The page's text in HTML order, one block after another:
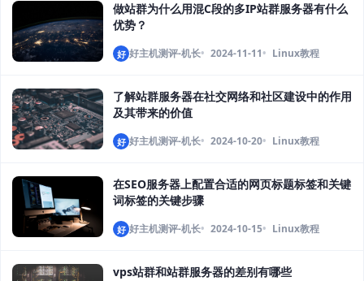
做站群为什么用混C段的多IP站群服务器有什么
优势？
好 好主机测评-机长 2024-11-11 Linux教程
了解站群服务器在社交网络和社区建设中的作用
及其带来的价值
好 好主机测评-机长 2024-10-20 Linux教程
在SEO服务器上配置合适的网页标题标签和关键
词标签的关键步骤
好 好主机测评-机长 2024-10-15 Linux教程
vps站群和站群服务器的差别有哪些